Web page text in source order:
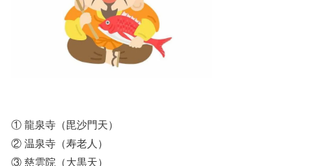
① 龍泉寺（毘沙門天）
② 温泉寺（寿老人）
③ 慈雲院（大黒天）